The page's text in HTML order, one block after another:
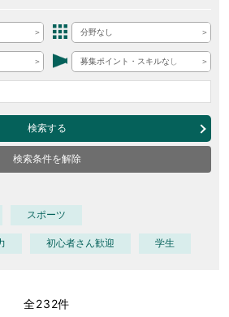
分野なし
募集ポイント・スキルなし
検索する
検索条件を解除
スポーツ
初心者さん歓迎 学生
全232件